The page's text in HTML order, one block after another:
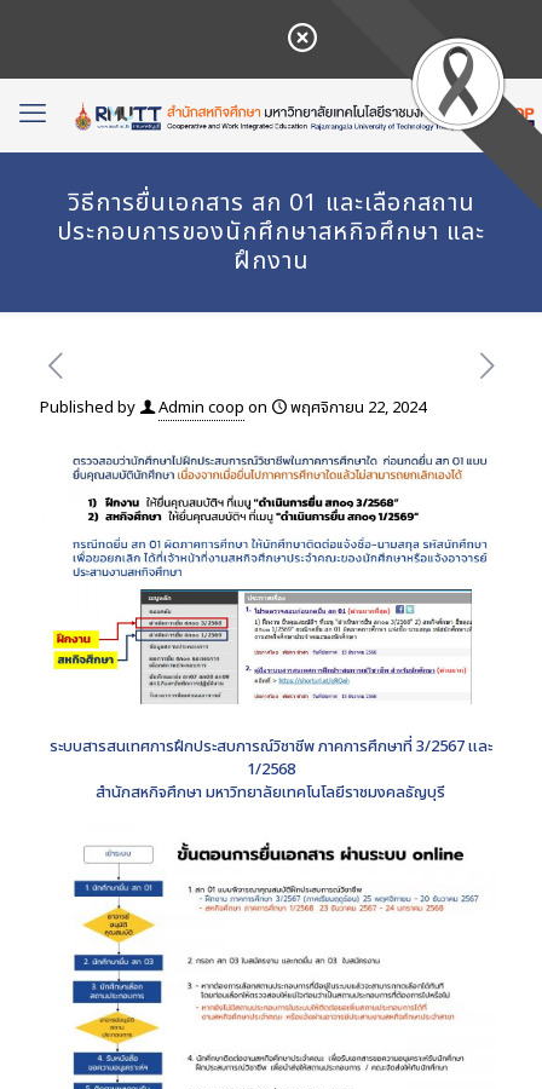
วิธีการยื่นเอกสาร สก 01 และเลือกสถาน
ประกอบการของนักศึกษาสหกิจศึกษา และ
ฝึกงาน
Published by Admin coop on พฤศจิกายน 22, 2024
ระบบสารสนเทศการฝึกประสบการณ์วิชาชีพ ภาคการศึกษาที่ 3/2567 และ
1/2568
สำนักสหกิจศึกษา มหาวิทยาลัยเทคโนโลยีราชมงคลธัญบุรี